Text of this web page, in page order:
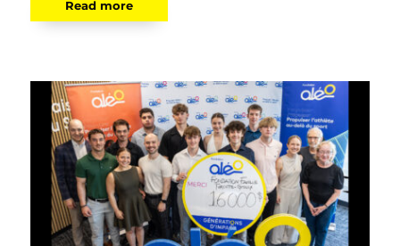
Read more